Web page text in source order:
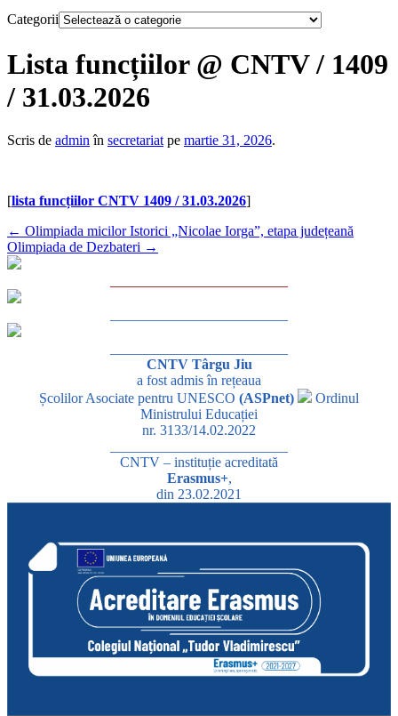
Categorii
Lista funcțiilor @ CNTV / 1409
/ 31.03.2026
Scris de admin în secretariat pe martie 31, 2026.
[lista funcțiilor CNTV 1409 / 31.03.2026]
← Olimpiada micilor Istorici „Nicolae Iorga”, etapa județeană
Olimpiada de Dezbateri →
CNTV Târgu Jiu
a fost admis în rețeaua
Școlilor Asociate pentru UNESCO (ASPnet)
Ordinul
Ministrului Educației
nr. 3133/14.02.2022
CNTV – instituție acreditată
Erasmus+,
din 23.02.2021